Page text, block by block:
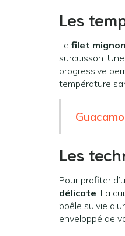
Les
Le filet mignon
surcuisson.
progressive
température
Les
Pour profiter
délicate. La
poêle suivie
enveloppé de